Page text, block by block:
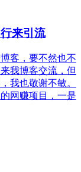
来引流
客，要不然也不
我博客交流，但
我也敬谢不敏。
网赚项目，一是